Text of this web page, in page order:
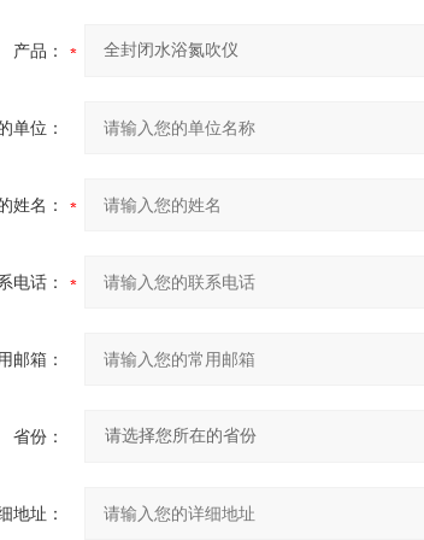
产品：
单位：
姓名：
电话：
邮箱：
省份：
地址：